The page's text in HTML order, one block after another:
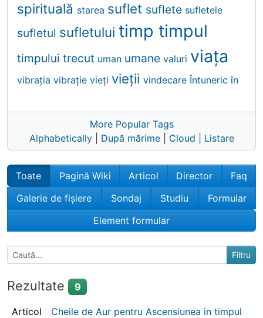
spirituală starea suflet suflete sufletele
sufletul sufletului timp timpul
timpului trecut uman umane valuri viaţa
vibraţia vibrație vieți vieții vindecareÎntunericîn
More Popular Tags
Alphabetically| După mărime| Cloud Listare
Toate Pagină Wiki Articol Director
Faq
Galerie de fișiere
Sondaj Studiu
Formular
Element formular
Rezultate 9
Articol
Cheile de Aur pentru Ascensiunea in timpul